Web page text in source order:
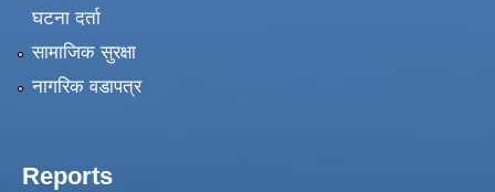
घटना दर्ता
सामाजिक सुरक्षा
नागरिक वडापत्र
Reports